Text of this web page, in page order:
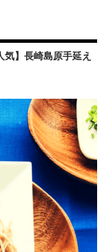
気】長崎島原手延え